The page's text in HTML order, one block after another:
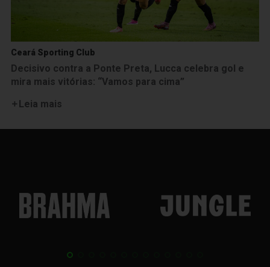
Ceará Sporting Club
Decisivo contra a Ponte Preta, Lucca celebra gol e
mira mais vitórias: “Vamos para cima”
Leia mais